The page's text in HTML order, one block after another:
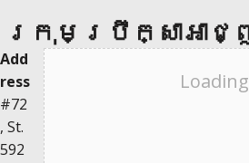
ក្រុមប្រឹក្សាអាជ្
Add
ress
#72
, St.
592